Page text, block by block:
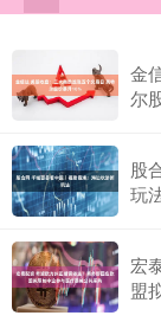
金
尔
股
玩
宏
盟